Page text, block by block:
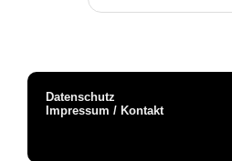
Datenschutz
Impressum / Kontakt